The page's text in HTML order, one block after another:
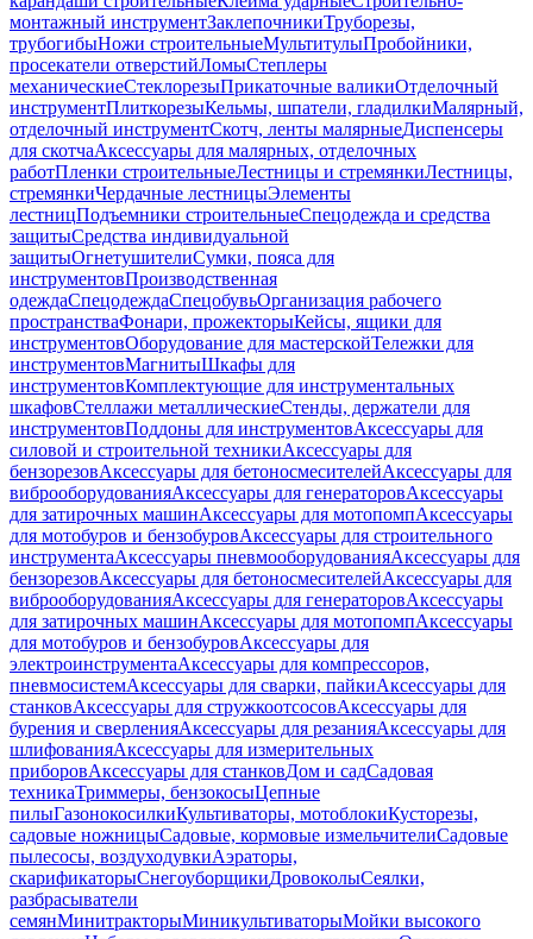
монтажный инструментЗаклепочникиТруборезы,
трубогибыНожи строительныеМультитулыПробойники,
просекатели отверстийЛомыСтеплеры
механическиеСтеклорезыПрикаточные валикиОтделочный
инструментПлиткорезыКельмы, шпатели, гладилкиМалярный,
отделочный инструментСкотч, ленты малярныеДиспенсеры
для скотчаАксессуары для малярных, отделочных
работПленки строительныеЛестницы и стремянкиЛестницы,
стремянкиЧердачные лестницыЭлементы
лестницПодъемники строительныеСпецодежда и средства
защитыСредства индивидуальной
защитыОгнетушителиСумки, пояса для
инструментовПроизводственная
одеждаСпецодеждаСпецобувьОрганизация рабочего
пространстваФонари, прожекторыКейсы, ящики для
инструментовОборудование для мастерскойТележки для
инструментовМагнитыШкафы для
инструментовКомплектующие для инструментальных
шкафовСтеллажи металлическиеСтенды, держатели для
инструментовПоддоны для инструментовАксессуары для
силовой и строительной техникиАксессуары для
бензорезовАксессуары для бетоносмесителейАксессуары для
виброоборудованияАксессуары для генераторовАксессуары
для затирочных машинАксессуары для мотопомпАксессуары
для мотобуров и бензобуровАксессуары для строительного
инструментаАксессуары пневмооборудованияАксессуары для
бензорезовАксессуары для бетоносмесителейАксессуары для
виброоборудованияАксессуары для генераторовАксессуары
для затирочных машинАксессуары для мотопомпАксессуары
для мотобуров и бензобуровАксессуары для
электроинструментаАксессуары для компрессоров,
пневмосистемАксессуары для сварки, пайкиАксессуары для
станковАксессуары для стружкоотсосовАксессуары для
бурения и сверленияАксессуары для резанияАксессуары для
шлифованияАксессуары для измерительных
приборовАксессуары для станковДом и садСадовая
техникаТриммеры, бензокосыЦепные
пилыГазонокосилкиКультиваторы, мотоблокиКусторезы,
садовые ножницыСадовые, кормовые измельчителиСадовые
пылесосы, воздуходувкиАэраторы,
скарификаторыСнегоуборщикиДровоколыСеялки,
разбрасыватели
семянМинитракторыМиникультиваторыМойки высокого